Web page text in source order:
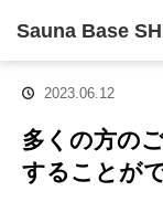
Sauna Base
お知らせ
2023.06.12
多くの方の
することが